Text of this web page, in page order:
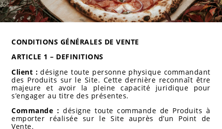
CONDITIONS GÉNÉRALES DE VENTE
ARTICLE 1 – DEFINITIONS
Client : désigne toute personne physique commandant
des Produits sur le Site. Cette dernière reconnaît être
majeure et avoir la pleine capacité juridique pour
s’engager au titre des présentes.
Commande :désigne toute commande de Produits à
emporter réalisée sur le Site auprès d’un Point de
Vente.